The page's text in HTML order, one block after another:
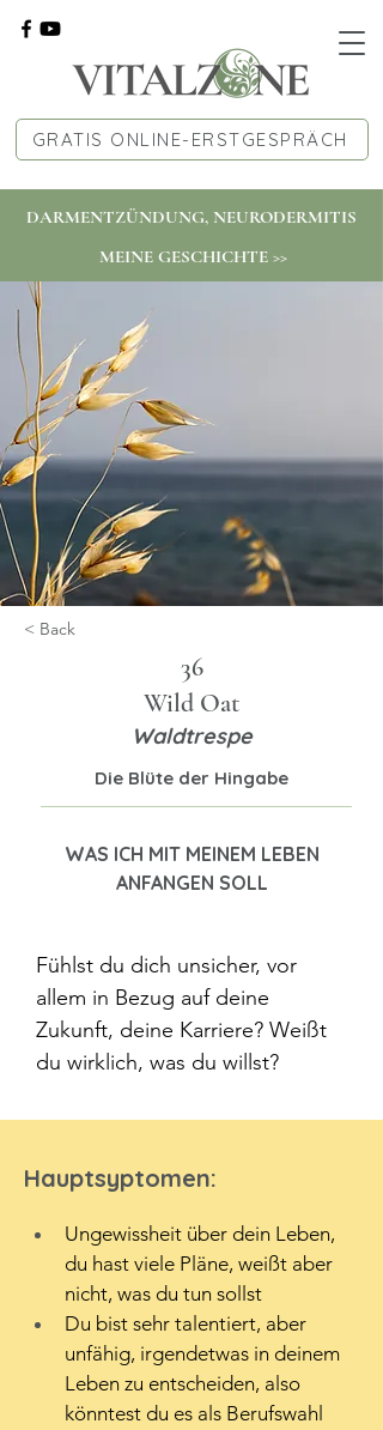
DARMENTZÜNDUNG, NEURODERMITIS
MEINE GESCHICHTE >>
GRATIS ONLINE-ERSTGESPRÄCH
< Back
36
Wild Oat
Waldtrespe
Die Blüte der Hingabe
WAS ICH MIT MEINEM LEBEN
ANFANGEN SOLL
Fühlst du dich unsicher, vor
allem in Bezug auf deine
Zukunft, deine Karriere? Weißt
du wirklich, was du willst?
Hauptsyptomen:
Ungewissheit über dein Leben,
du hast viele Pläne, weißt aber
nicht, was du tun sollst
Du bist sehr talentiert, aber
unfähig, irgendetwas in deinem
Leben zu entscheiden, also
könntest du es als Berufswahl